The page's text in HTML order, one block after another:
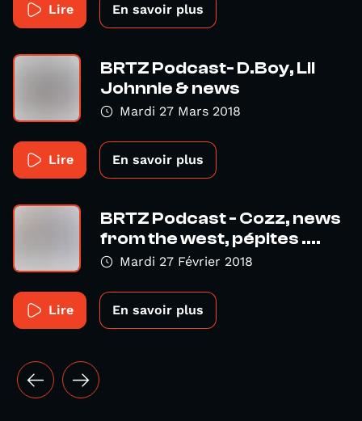
Lire En savoir plus
BRTZ Podcast- D.Boy, Lil
Johnnie & news
Mardi 27 Mars 2018
Lire En savoir plus
BRTZ Podcast - Cozz, news
from the west, pépites ....
Mardi 27 Février 2018
Lire En savoir plus